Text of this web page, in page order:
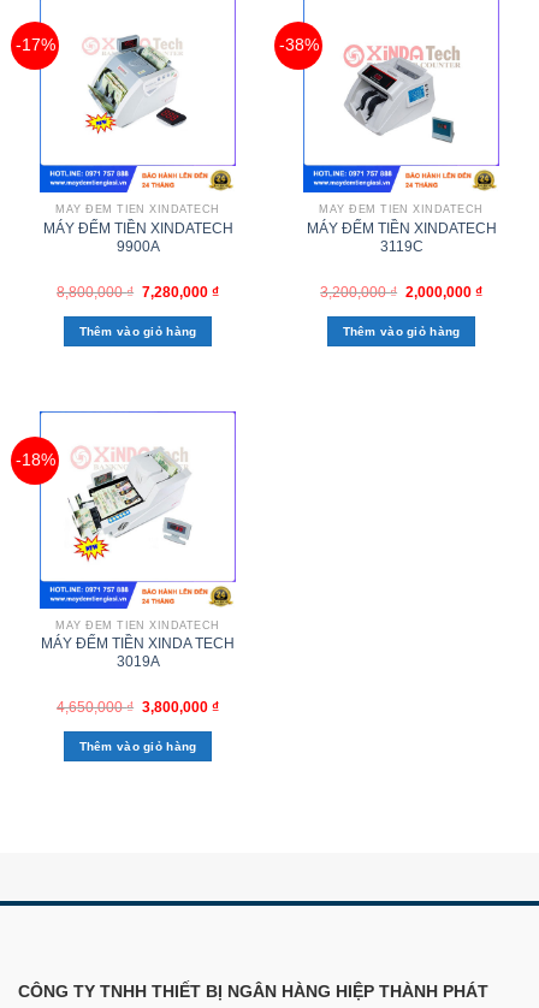
-17%
MÁY ĐẾM TIỀN XINDATECH
MÁY ĐẾM TIỀN XINDATECH
9900A
8,800,000₫ 7,280,000 ₫
Thêm vào giỏ hàng
-38%
MÁY ĐẾM TIỀN XINDATECH
MÁY ĐẾM TIỀN XINDATECH
3119C
3,200,000₫ 2,000,000 ₫
Thêm vào giỏ hàng
-18%
MÁY ĐẾM TIỀN XINDATECH
MÁY ĐẾM TIỀN XINDA TECH
3019A
4,650,000₫ 3,800,000 ₫
Thêm vào giỏ hàng
CÔNG TY TNHH THIẾT BỊ NGÂN HÀNG HIỆP THÀNH PHÁT